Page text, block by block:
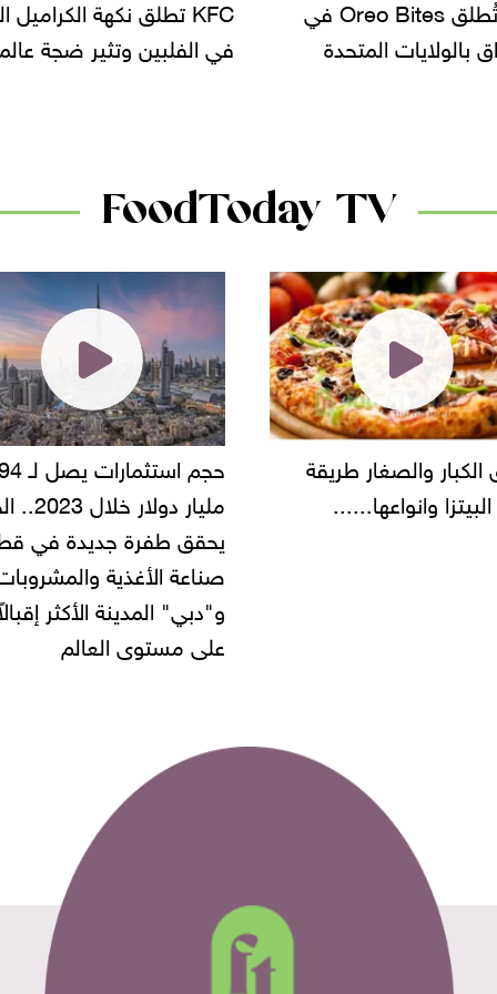
KFC تطلق نكهة الكراميل المملح
وتثير ضجة عالمية
دعوات للتحقيق في أسباب
سحب بعض ألبان
FoodToday TV
حجم استثمارات يصل لـ 94
"أمن القاهرة" يضبط
شركة مطاعم استولى على
أموال المواطنين بزعم